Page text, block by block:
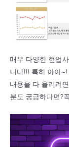
매우 다양한 현업
니다!!! 특히 아아
내용을 다 올리려
분도 궁금하다면?